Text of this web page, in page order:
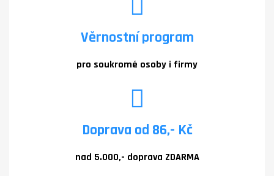
Věrnostní program
pro soukromé osoby i firmy
Doprava od 86,- Kč
nad 5.000,- doprava ZDARMA